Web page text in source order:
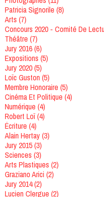
Patricia Signorile (8)
Arts (7)
Concours 2020 - Comité De
Théâtre (7)
Jury 2016(6)
Expositions (5)
Jury 2020(5)
Loïc Guston (5)
Membre Honoraire (5)
Cinéma Et Politique (4)
Numérique (4)
Robert Loï(4)
Écriture (4)
Alain Hertay(3)
Jury 2015(3)
Sciences (3)
Arts Plastiques (2)
Graziano Arici (2)
Jury 2014(2)
Lucien Clergue (2)